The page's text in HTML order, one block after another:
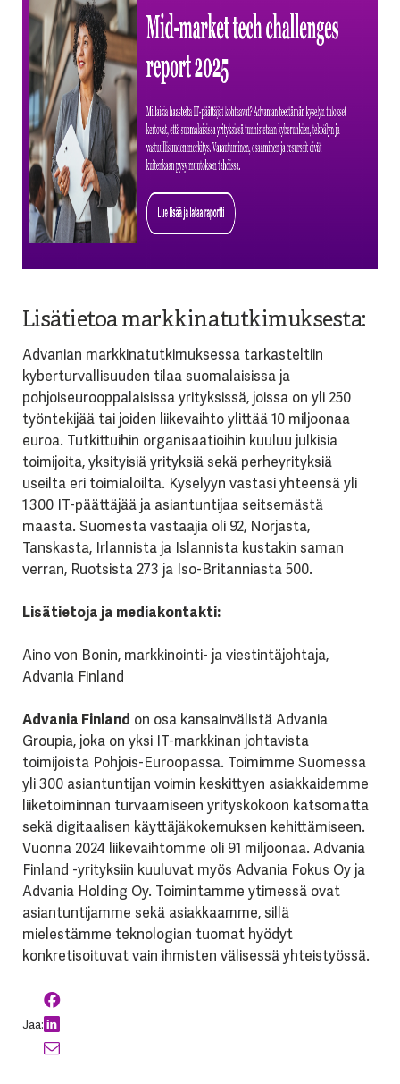
Lisätietoa markkinatutkimuksesta:
Advanian markkinatutkimuksessa tarkasteltiin
kyberturvallisuuden tilaa suomalaisissa ja
pohjoiseurooppalaisissa yrityksissä, joissa on yli 250
työntekijää tai joiden liikevaihto ylittää 10 miljoonaa
euroa. Tutkittuihin organisaatioihin kuuluu julkisia
toimijoita, yksityisiä yrityksiä sekä perheyrityksiä
useilta eri toimialoilta. Kyselyyn vastasi yhteensä yli
1 300 IT-päättäjää ja asiantuntijaa seitsemästä
maasta. Suomesta vastaajia oli 92, Norjasta,
Tanskasta, Irlannista ja Islannista kustakin saman
verran, Ruotsista 273 ja Iso-Britanniasta 500.
Lisätietoja ja mediakontakti:
Aino von Bonin, markkinointi- ja viestintäjohtaja,
Advania Finland
Advania Finland on osa kansainvälistä Advania
Groupia, joka on yksi IT-markkinan johtavista
toimijoista Pohjois-Euroopassa. Toimimme Suomessa
yli 300 asiantuntijan voimin keskittyen asiakkaidemme
liiketoiminnan turvaamiseen yrityskokoon katsomatta
sekä digitaalisen käyttäjäkokemuksen kehittämiseen.
Vuonna 2024 liikevaihtomme oli 91 miljoonaa. Advania
Finland -yrityksiin kuuluvat myös Advania Fokus Oy ja
Advania Holding Oy. Toimintamme ytimessä ovat
asiantuntijamme sekä asiakkaamme, sillä
mielestämme teknologian tuomat hyödyt
konkretisoituvat vain ihmisten välisessä yhteistyössä.
Jaa: